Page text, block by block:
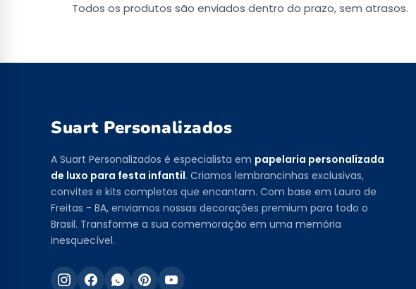
Todos os produtos são enviados dentro do prazo, sem atrasos.
Suart Personalizados
A Suart Personalizados é especialista em papelaria personalizada
de luxo para festa infantil. Criamos lembrancinhas exclusivas,
convites e kits completos que encantam. Com base em Lauro de
Freitas - BA, enviamos nossas decorações premium para todo o
Brasil. Transforme a sua comemoração em uma memória
inesquecível.